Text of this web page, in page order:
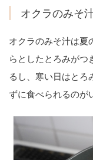
オクラのみそ
オクラのみそ汁は夏
らとしたとろみがつ
るし、寒い日はとろ
ずに食べられるのが